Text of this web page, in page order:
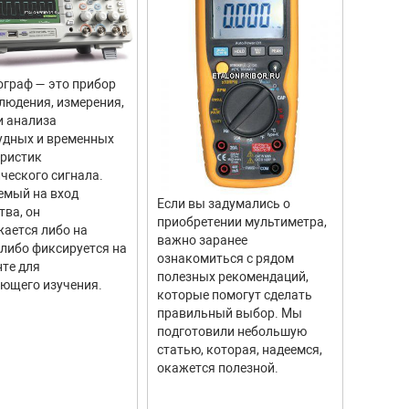
— это прибор
измерения,
анализа
и временных
сигнала.
на вход
он
либо на
фиксируется на
для
изучения.
Если вы задумались о
приобретении мультиметра,
важно заранее
ознакомиться с рядом
полезных рекомендаций,
которые помогут сделать
правильный выбор. Мы
подготовили небольшую
статью, которая, надеемся,
окажется полезной.